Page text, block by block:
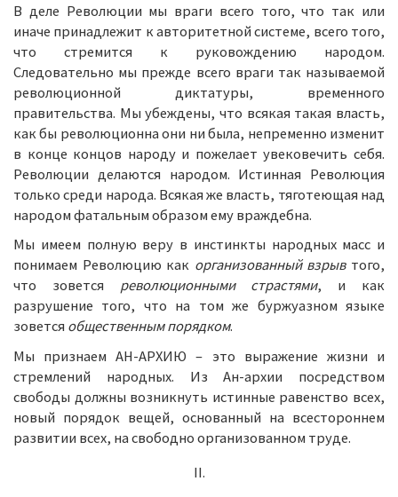
В деле Революции мы враги всего того, что так или
иначе принадлежит к авторитетной системе, всего того,
что стремится к руковождению народом.
Следовательно мы прежде всего враги так называемой
революционной диктатуры, временного
правительства. Мы убеждены, что всякая такая власть,
как бы революционна они ни была, непременно изменит
в конце концов народу и пожелает увековечить себя.
Революции делаются народом. Истинная Революция
только среди народа. Всякая же власть, тяготеющая над
народом фатальным образом ему враждебна.
Мы имеем полную веру в инстинкты народных масс и
понимаем Революцию как организованный взрывтого,
что зовется революционными страстями, и как
разрушение того, что на том же буржуазном языке
зовется общественным порядком.
Мы признаем АН-АРХИЮ – это выражение жизни и
стремлений народных. Из Ан-архии посредством
свободы должны возникнуть истинные равенство всех,
новый порядок вещей, основанный на всестороннем
развитии всех, на свободно организованном труде.
II.